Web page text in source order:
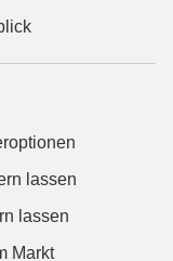
lassen
lassen
Markt